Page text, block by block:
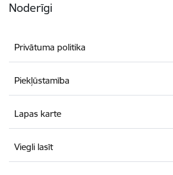
Noderīgi
Privātuma politika
Piekļūstamība
Lapas karte
Viegli lasīt